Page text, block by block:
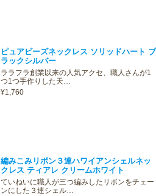
ピュアビーズネックレス ソリッドハート ブ
ラックシルバー
ララフラ創業以来の人気アクセ、職人さんが1
つ1つ手作りした天…
¥1,760
編みこみリボン３連ハワイアンシェルネッ
クレス ティアレ クリームホワイト
ていねいに職人が三つ編みしたリボンをチェー
ンにした３連シェル…